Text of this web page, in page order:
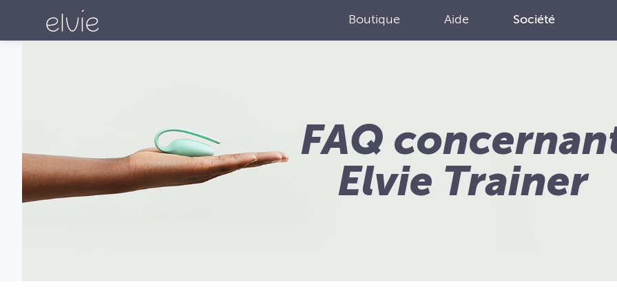
Boutique Aide Société
FAQ
Elvie Trainer